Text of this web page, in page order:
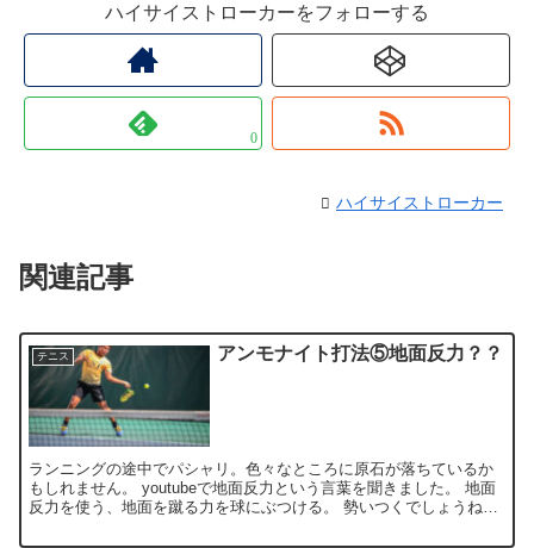
ハイサイストローカーをフォローする
0
ハイサイストローカー
関連記事
テニス アンモナイト打法⑤地面反力？？
ランニングの途中でパシャリ。色々なところに原石が落ちているか
もしれません。 youtubeで地面反力という言葉を聞きました。 地面
反力を使う、地面を蹴る力を球にぶつける。 勢いつくでしょうね！